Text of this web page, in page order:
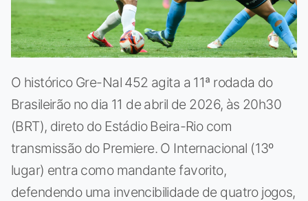
O histórico Gre-Nal 452 agita a 11ª rodada do
Brasileirão no dia 11 de abril de 2026, às 20h30
(BRT), direto do Estádio Beira-Rio com
transmissão do Premiere. O Internacional (13º
lugar) entra como mandante favorito,
defendendo uma invencibilidade de quatro jogos,